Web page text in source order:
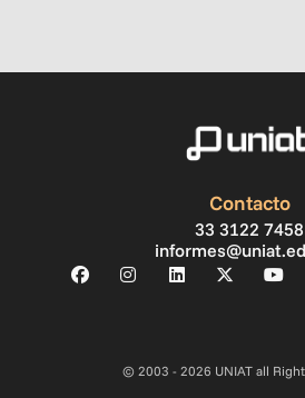
Contacto
33 3122 7458
© 2003 - 2026 UNIAT all